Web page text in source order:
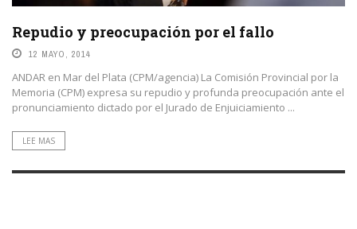
Repudio y preocupación por el fallo
12 MAYO, 2014
ANDAR en Mar del Plata (CPM/agencia) La Comisión Provincial por la
Memoria (CPM) expresa su repudio y profunda preocupación ante el
pronunciamiento dictado por el Jurado de Enjuiciamiento ...
LEE MAS